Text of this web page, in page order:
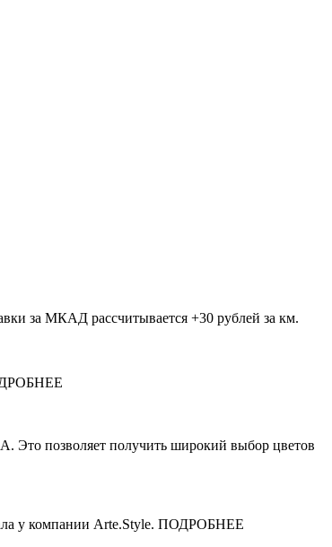
за МКАД рассчитывается +30 рублей за км.
Это позволяет получить широкий выбор цветов
у компании Arte.Style. ПОДРОБНЕЕ